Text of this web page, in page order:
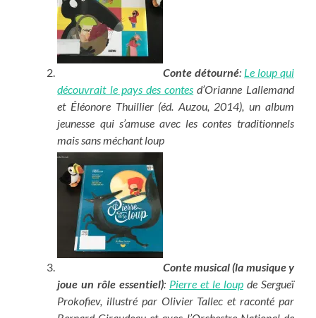
Conte détourné: Le loup qui
découvrait le pays des contes d’Orianne Lallemand
et Éléonore Thuillier (éd. Auzou, 2014), un album
jeunesse qui s’amuse avec les contes traditionnels
mais sans méchant loup
Conte musical (la musique y
joue un rôle essentiel): Pierre et le loupde Sergueï
Prokofiev, illustré par Olivier Tallec et raconté par